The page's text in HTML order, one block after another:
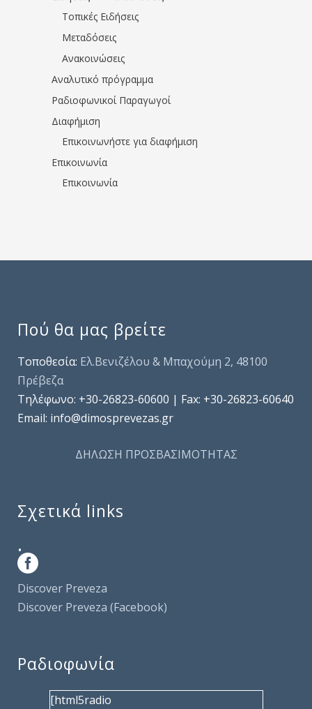
Τοπικές Ειδήσεις
Μεταδόσεις
Ανακοινώσεις
Αναλυτικό πρόγραμμα
Ραδιοφωνικοί Παραγωγοί
Διαφήμιση
Επικοινωνήστε για διαφήμιση
Επικοινωνία
Επικοινωνία
Πού θα μας βρείτε
Τοποθεσία: Ελ.Βενιζέλου & Μπαχούμη 2, 48100
Πρέβεζα
Τηλέφωνo: +30-26823-60600 | Fax: +30-26823-60640
Email: info@dimosprevezas.gr
ΔΗΛΩΣΗ ΠΡΟΣΒΑΣΙΜΟΤΗΤΑΣ
Σχετικά links
.
Discover Preveza
Discover Preveza (Facebook)
Ραδιοφωνία
[html5radio